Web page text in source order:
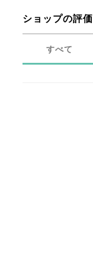
ショップの評価
すべて